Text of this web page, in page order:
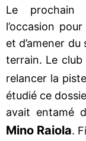
Le prochain
l’occasion
et d’amener
terrain. Le
relancer la piste
étudié ce
avait entamé
Mino Raiola.